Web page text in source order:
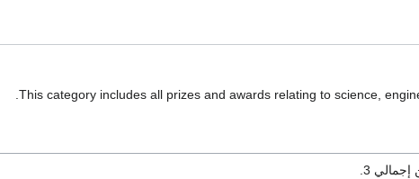
This category includes all prizes and awards relating to science,